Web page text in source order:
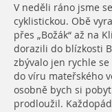
V neděli ráno jsme
cyklistickou. Obě
přes „Božák“ až na
dorazili do blízkosti
zbývalo jen rychle
do víru mateřského
osobně bych si
prodloužil.